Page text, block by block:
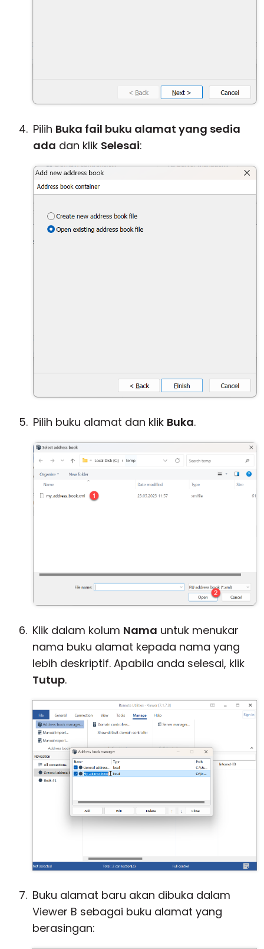
Pilih Buka fail buku alamat yang sedia
ada dan klik Selesai:
Pilih buku alamat dan klik Buka.
Klik dalam kolum Nama untuk menukar
nama buku alamat kepada nama yang
lebih deskriptif. Apabila anda selesai, klik
Tutup.
Buku alamat baru akan dibuka dalam
Viewer B sebagai buku alamat yang
berasingan: